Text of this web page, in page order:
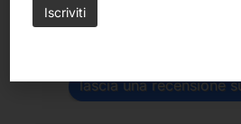
Belle Arti Corbara di
4.6
lascia una recensione